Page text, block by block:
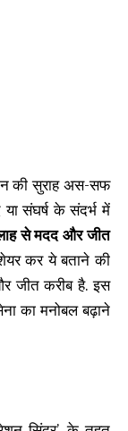
की सुराह अस-सफ
संघर्ष के संदर्भ में
से मदद और जीत
कर ये बताने की
जीत करीब है. इस
का मनोबल बढ़ाने